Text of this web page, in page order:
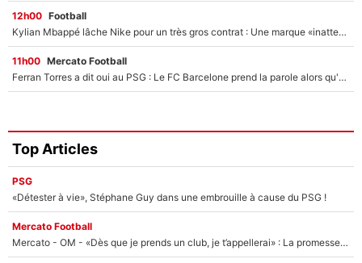
12h00 Football
Kylian Mbappé lâche Nike pour un très gros contrat : Une marque «inattendue» va frapper très fort
11h00 Mercato Football
Ferran Torres a dit oui au PSG : Le FC Barcelone prend la parole alors qu'un transfert de l'attaquant espagnol prend forme
Top Articles
PSG
«Détester à vie», Stéphane Guy dans une embrouille à cause du PSG !
Mercato Football
Mercato - OM - «Dès que je prends un club, je t’appellerai» : La promesse de Marcelino au moment de claquer la porte